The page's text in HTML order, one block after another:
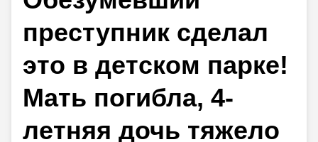
преступник сделал
это в детском парке!
Мать погибла, 4-
летняя дочь тяжело